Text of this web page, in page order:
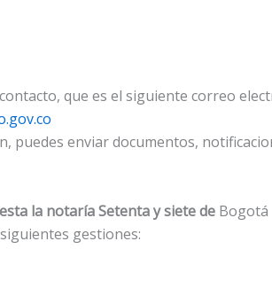
que es el siguiente correo
puedes enviar documentos,
la notaría Setenta y siete de Bogotá
gestiones: